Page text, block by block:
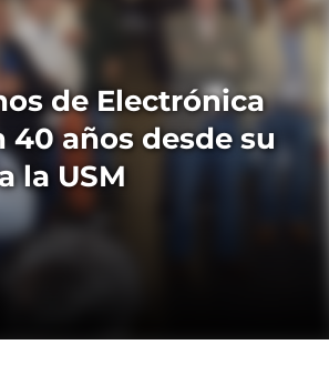
de Electrónica
40 años desde su
la USM